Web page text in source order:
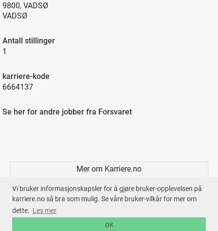
Vi bruker informasjonskapsler for å gjøre bruker-opplevelsen på
karriere.no så bra som mulig. Se våre bruker-vilkår for mer om
dette. Les mer
OK
9800, VADSØ
VADSØ
Antall stillinger
1
karriere-kode
6664137
Se her for andre jobber fra Forsvaret
Mer om Karriere.no
Karriere.no